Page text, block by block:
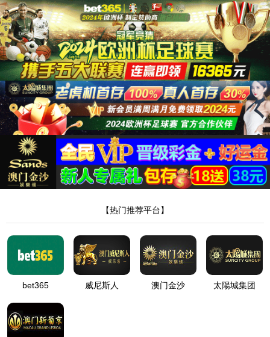
繁 | |
404错误，页面不
见了。。。
电话：0898-36656666
传真：0898-36656666
地址：海南省海口市美兰区国兴大道
3号互联网金融大厦C座20-23楼